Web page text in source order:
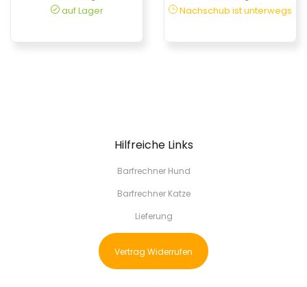
auf Lager Nachschub ist unterwegs
Hilfreiche Links
Barfrechner Hund
Barfrechner Katze
Lieferung
Vertrag Widerrufen